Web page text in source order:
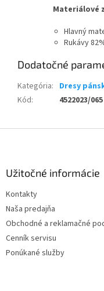
Materiálové
Hlavný
Rukávy
Dodatočné
Kategória: Dresy
Kód: 4522023/065
Užitočné informácie
Kontakty
Naša predajňa
Obchodné a reklamačné
Cenník servisu
Ponúkané služby